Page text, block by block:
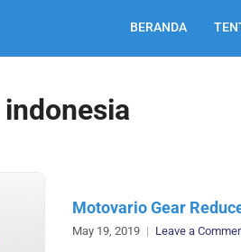
BERANDA
Motovario Gear
May 19, 2019 Leave a